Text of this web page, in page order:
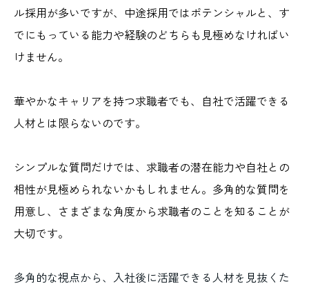
ル採用が多いですが、中途採用ではポテンシャルと、す
でにもっている能力や経験のどちらも見極めなければい
けません。
華やかなキャリアを持つ求職者でも、自社で活躍できる
人材とは限らないのです。
シンプルな質問だけでは、求職者の潜在能力や自社との
相性が見極められないかもしれません。多角的な質問を
用意し、さまざまな角度から求職者のことを知ることが
大切です。
多角的な視点から、入社後に活躍できる人材を見抜くた